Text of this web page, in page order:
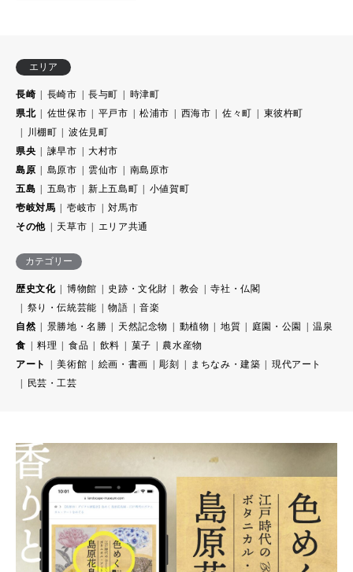
エリア
長崎 長崎市 長与町
時津町
県北
佐世保市 平戸市 松浦市 西海市 佐々町
東彼杵町
川棚町
波佐見町
県央
諫早市
大村市
島原
島原市 雲仙市
南島原市
五島
五島市 新上五島町
小値賀町
壱岐対馬
壱岐市
対馬市
その他
天草市 エリア共通
カテゴリー
歴史文化 博物館 史跡・文化財 教会
寺社・仏閣
祭り・伝統芸能
物語
音楽
自然
景勝地・名勝 天然記念物 動植物 地質 庭園・公園
温泉
食
料理 食品 飲料 菓子
農水産物
アート
美術館 絵画・書画 彫刻 まちなみ・建築
現代アート
民芸・工芸